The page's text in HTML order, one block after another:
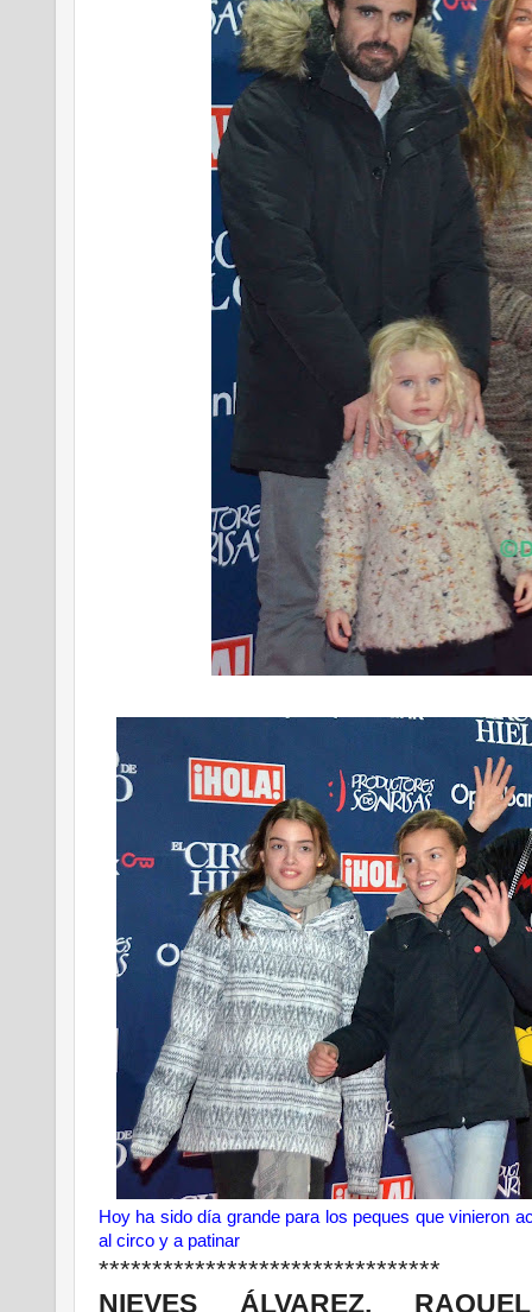
Hoy ha sido día grande para los peques que vinieron
al circo y a patinar
********************************
NIEVES ÁLVAREZ,